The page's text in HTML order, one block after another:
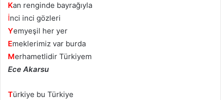
Kan renginde bayrağıyla
İnci inci gözleri
Yemyeşil her yer
Emeklerimiz var burda
Merhametlidir Türkiyem
Ece Akarsu
Türkiye bu Türkiye